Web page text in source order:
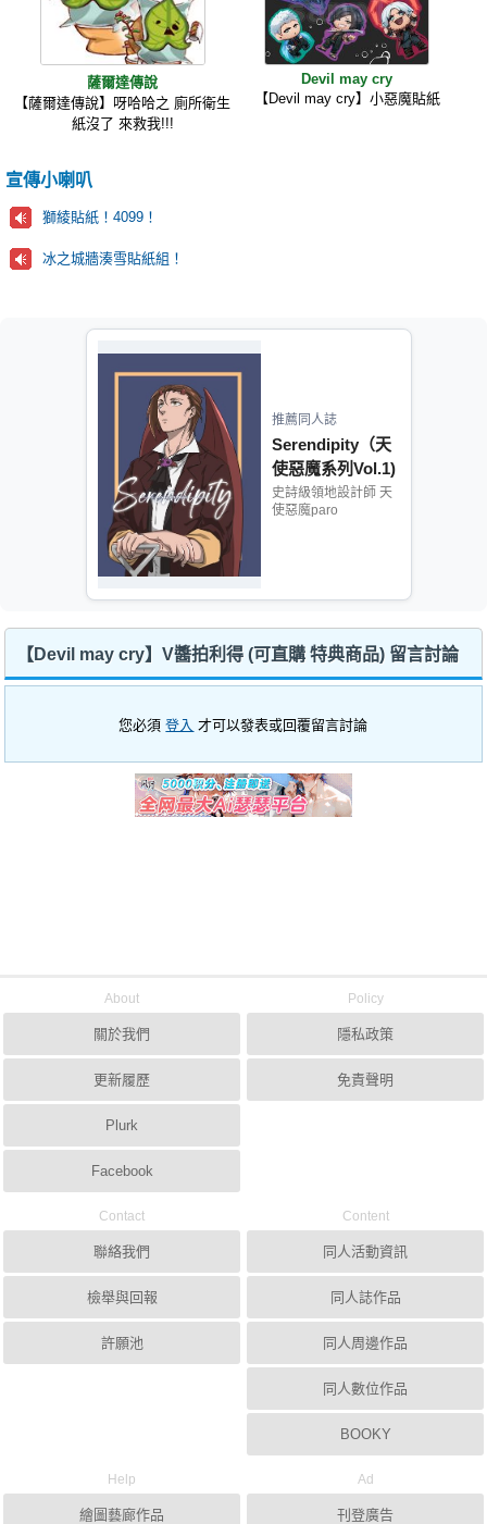
薩爾達傳說
【薩爾達傳說】呀哈哈之 廁所衛生
紙沒了 來救我!!!
Devil may cry
【Devil may cry】小惡魔貼紙
宣傳小喇叭
獅綾貼紙！4099！
冰之城牆湊雪貼紙組！
推薦同人誌
Serendipity（天
使惡魔系列Vol.1)
史詩級領地設計師 天
使惡魔paro
【Devil may cry】V醬拍利得 (可直購 特典商品) 留言討論
您必須登入 才可以發表或回覆留言討論
About
關於我們
更新履歷
Plurk
Facebook
Policy
隱私政策
免責聲明
Contact
聯絡我們
檢舉與回報
許願池
Content
同人活動資訊
同人誌作品
同人周邊作品
同人數位作品
BOOKY
Help
繪圖藝廊作品
Ad
刊登廣告